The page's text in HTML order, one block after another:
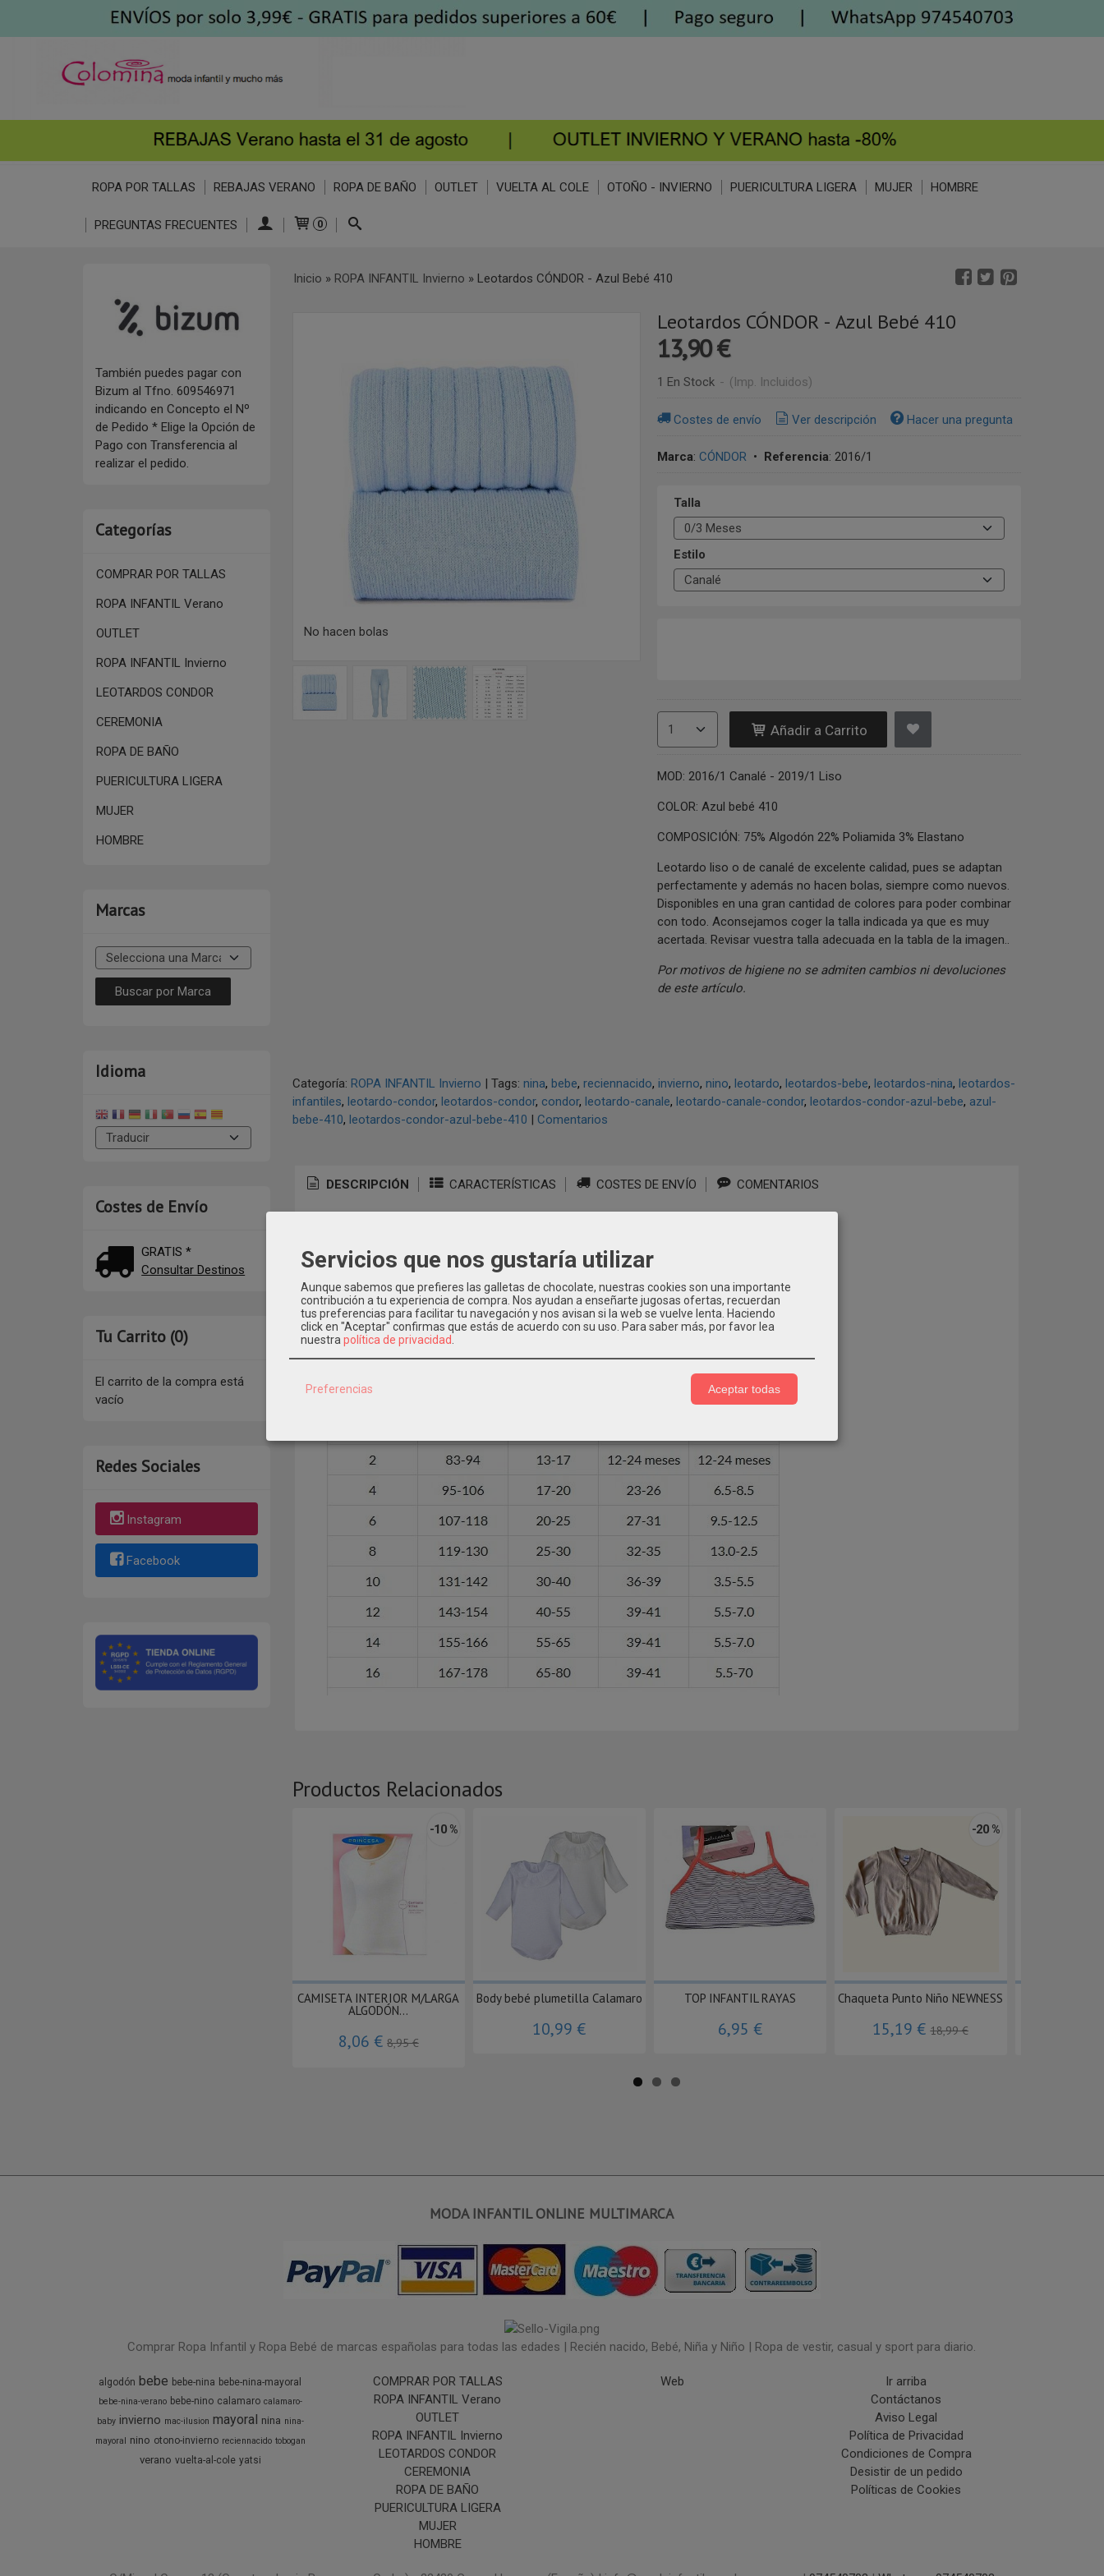
ROPA POR TALLAS REBAJAS VERANO ROPA DE BAÑO OUTLET VUELTA AL COLE OTOÑO - INVIERNO PUERICULTURA LIGERA MUJER HOMBRE
PREGUNTAS FRECUENTES 0
También puedes pagar con
Bizum al Tfno. 609546971
indicando en Concepto el Nº
de Pedido * Elige la Opción de
Pago con Transferencia al
realizar el pedido.
Categorías
COMPRAR POR TALLAS
ROPA INFANTIL Verano
OUTLET
ROPA INFANTIL Invierno
LEOTARDOS CONDOR
CEREMONIA
ROPA DE BAÑO
PUERICULTURA LIGERA
MUJER
HOMBRE
Marcas
Idioma
Costes de Envío
GRATIS *
Consultar Destinos
Tu Carrito (0)
El carrito de la compra está
vacío
Redes Sociales
Instagram
Facebook
Inicio » ROPA INFANTIL Invierno » Leotardos CÓNDOR - Azul Bebé 410
No hacen bolas
Leotardos CÓNDOR - Azul Bebé 410
13,90 €
1 En Stock - (Imp. Incluidos)
Costes de envío Ver descripción Hacer una pregunta
Marca: CÓNDOR• Referencia: 2016/1
Talla
Estilo
Añadir a Carrito
MOD: 2016/1 Canalé - 2019/1 Liso
COLOR: Azul bebé 410
COMPOSICIÓN: 75% Algodón 22% Poliamida 3% Elastano
Leotardo liso o de canalé de excelente calidad, pues se adaptan
perfectamente y además no hacen bolas, siempre como nuevos.
Disponibles en una gran cantidad de colores para poder combinar
con todo. Aconsejamos coger la talla indicada ya que es muy
acertada. Revisar vuestra talla adecuada en la tabla de la imagen..
Por motivos de higiene no se admiten cambios ni devoluciones
de este artículo.
Categoría: ROPA INFANTIL Invierno | Tags: nina bebe reciennacido invierno nino leotardo leotardos-bebe leotardos-nina leotardos-
infantiles leotardo-condor leotardos-condor condor leotardo-canale leotardo-canale-condor leotardos-condor-azul-bebe azul-
bebe-410 leotardos-condor-azul-bebe-410 | Comentarios
DESCRIPCIÓN CARACTERÍSTICAS COSTES DE ENVÍO COMENTARIOS
Productos Relacionados
-10 %
CAMISETA INTERIOR M/LARGA
ALGODÓN...
8,06 € 8,95 €
Body bebé plumetilla Calamaro
10,99 €
TOP INFANTIL RAYAS
6,95 €
-20 %
Chaqueta Punto Niño NEWNESS
15,19 €18,99 €
MODA INFANTIL ONLINE MULTIMARCA
Comprar Ropa Infantil y Ropa Bebé de marcas españolas para todas las edades | Recién nacido, Bebé, Niña y Niño | Ropa de vestir, casual y sport para diario.
algodón bebe bebe-nina bebe-nina-mayoral
bebe-nina-verano bebe-nino calamaro calamaro-
baby invierno mac-ilusion mayoral nina nina-
mayoral
nino otono-invierno reciennacido tobogan
verano vuelta-al-cole yatsi
COMPRAR POR TALLAS
ROPA INFANTIL Verano
OUTLET
ROPA INFANTIL Invierno
LEOTARDOS CONDOR
CEREMONIA
ROPA DE BAÑO
PUERICULTURA LIGERA
MUJER
HOMBRE
Web
Ir arriba
Contáctanos
Aviso Legal
Política de Privacidad
Condiciones de Compra
Desistir de un pedido
Políticas de Cookies
Servicios que nos gustaría utilizar
Aunque sabemos que prefieres las galletas de chocolate, nuestras cookies son una importante
contribución a tu experiencia de compra. Nos ayudan a enseñarte jugosas ofertas, recuerdan
tus preferencias para facilitar tu navegación y nos avisan si la web se vuelve lenta. Haciendo
click en "Aceptar" confirmas que estás de acuerdo con su uso. Para saber más, por favor lea
nuestrapolítica de privacidad.
Preferencias Aceptar todas